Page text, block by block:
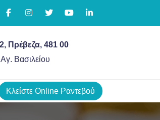
Πρέβεζα, 481 00
Βασιλείου
Κλείστε Online Ραντεβού